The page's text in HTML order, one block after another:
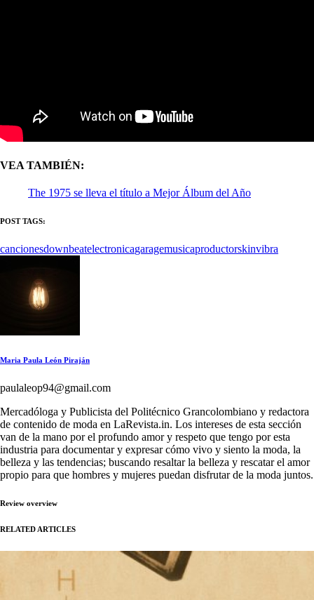
VEA TAMBIÉN:
The 1975 se lleva el título a Mejor Álbum del Año
POST TAGS:
cancionesdownbeatelectronicagaragemusicaproductorskinvibra
Maria Paula León Piraján
paulaleop94@gmail.com
Mercadóloga y Publicista del Politécnico Grancolombiano y redactora
de contenido de moda en LaRevista.in. Los intereses de esta sección
van de la mano por el profundo amor y respeto que tengo por esta
industria para documentar y expresar cómo vivo y siento la moda, la
belleza y las tendencias; buscando resaltar la belleza y rescatar el amor
propio para que hombres y mujeres puedan disfrutar de la moda juntos.
Review overview
RELATED ARTICLES